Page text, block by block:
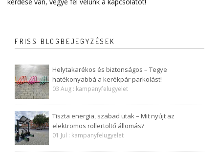
FRISS BLOGBEJEGYZÉSEK
Helytakarékos és biztonságos – Tegye
hatékonyabbá a kerékpár parkolást!
03 Aug : kampanyfelugyelet
Tiszta energia, szabad utak – Mit nyújt az
elektromos rollertöltő állomás?
01 Jul : kampanyfelugyelet